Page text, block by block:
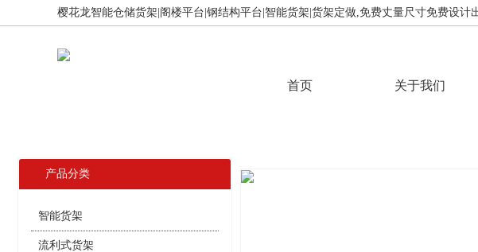
樱花龙智能仓储货架|阁楼平台|钢结构平台|智能货架|货架定做,免费丈量尺寸免费设计
首页 关于我们
产品分类
智能货架
流利式货架